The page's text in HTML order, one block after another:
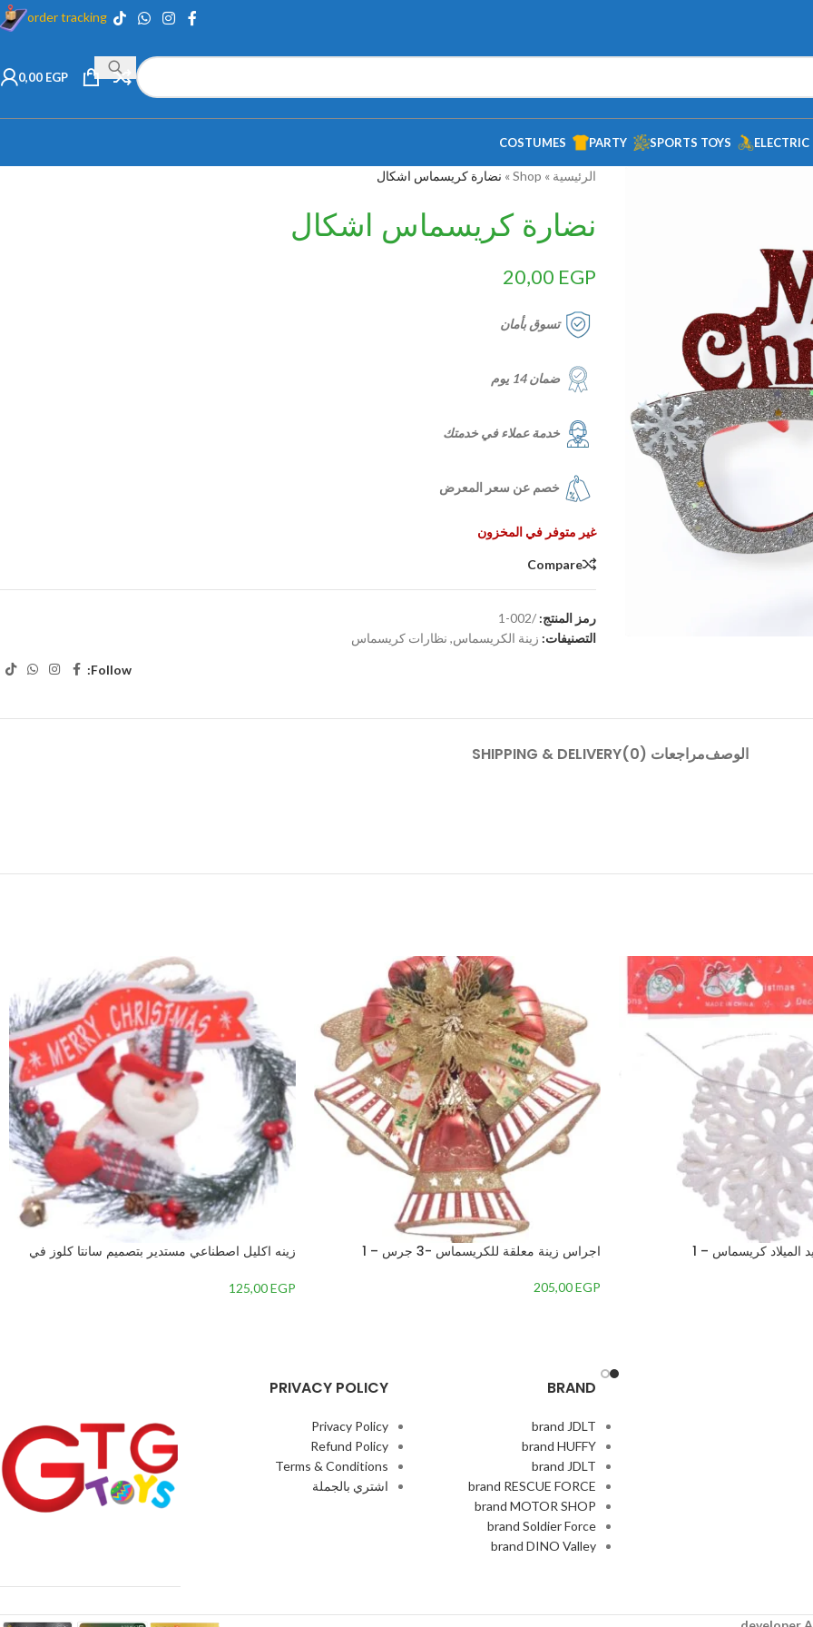
order tracking
0,00 EGP
ELECTRIC
SPORTS TOYS
PARTY
COSTUMES
الرئيسية »
Shop
» نضارة كريسماس اشكال
نضارة كريسماس اشكال
20,00 EGP
تسوق بأمان
ضمان 14 يوم
خدمة عملاء في خدمتك
خصم عن سعر المعرض
غير متوفر في المخزون
Compare
رمز المنتج: /002-1
التصنيفات: زينة الكريسماس, نظارات كريسماس
Follow:
الوصفمراجعات (0) SHIPPING & DELIVERY
الميلاد كريسماس – 1 اجراس زينة معلقة للكريسماس -3 جرس – 1
205,00EGP
زينه اكليل اصطناعي مستدير بتصميم سانتا كلوز في
125,00EGP
BRAND
brand JDLT
brand HUFFY
brand JDLT
brand RESCUE FORCE
brand MOTOR SHOP
brand Soldier Force
brand DINO Valley
PRIVACY POLICY
Privacy Policy
Refund Policy
Terms & Conditions
اشتري بالجملة